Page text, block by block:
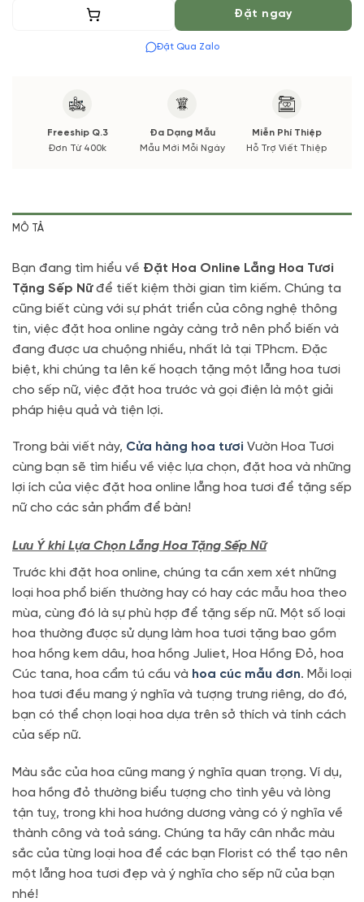
(*) Đơn hàng cần đặt trước để chuẩn bị Hoa Tươi theo màu
tốt nhất cho bạn, Hoa phụ có thể thay đổi theo Mùa vụ. Vườn
Hoa Tươi đảm bảo phong cách cắm, tone màu sắc. Nếu có
Thêm vào giỏ Đặt ngay
Đặt Qua Zalo
Freeship Q.3
Đơn Từ 400k
Đa Dạng Mẫu
Mẫu Mới Mỗi Ngày
Miễn Phí Thiệp
Hỗ Trợ Viết Thiệp
MÔ TẢ
Bạn đang tìm hiểu về Đặt Hoa Online Lẵng Hoa Tươi
Tặng Sếp Nữđể tiết kiệm thời gian tìm kiếm. Chúng ta
cũng biết cùng với sự phát triển của công nghệ thông
tin, việc đặt hoa online ngày càng trở nên phổ biến và
đang được ưa chuộng nhiều, nhất là tại TPhcm. Đặc
biệt, khi chúng ta lên kế hoạch tặng một lẵng hoa tươi
cho sếp nữ, việc đặt hoa trước và gọi điện là một giải
pháp hiệu quả và tiện lợi.
Trong bài viết này, Cửa hàng hoa tươi Vườn Hoa Tươi
cùng bạn sẽ tìm hiểu về việc lựa chọn, đặt hoa và những
lợi ích của việc đặt hoa online lẵng hoa tươi để tặng sếp
nữ cho các sản phẩm để bàn!
Lưu Ý khi Lựa Chọn Lẵng Hoa Tặng Sếp Nữ
Trước khi đặt hoa online, chúng ta cần xem xét những
loại hoa phổ biến thường hay có hay các mẫu hoa theo
mùa, cùng đó là sự phù hợp để tặng sếp nữ. Một số loại
hoa thường được sử dụng làm hoa tươi tặng bao gồm
hoa hồng kem dâu, hoa hồng Juliet, Hoa Hồng Đỏ, hoa
Cúc tana, hoa cẩm tú cầu và hoa cúc mẫu đơn. Mỗi loại
hoa tươi đều mang ý nghĩa và tượng trưng riêng, do đó,
bạn có thể chọn loại hoa dựa trên sở thích và tính cách
của sếp nữ.
Màu sắc của hoa cũng mang ý nghĩa quan trọng. Ví dụ,
hoa hồng đỏ thường biểu tượng cho tình yêu và lòng
tận tuỵ, trong khi hoa hướng dương vàng có ý nghĩa về
thành công và toả sáng. Chúng ta hãy cân nhắc màu
sắc của từng loại hoa để các bạn Florist có thể tạo nên
một lẵng hoa tươi đẹp và ý nghĩa cho sếp nữ của bạn
nhé!